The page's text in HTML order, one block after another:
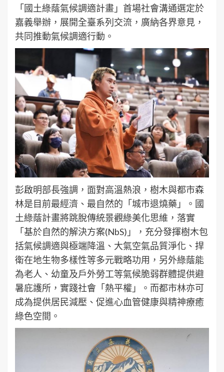
「國土綠蔭氣候調適計畫」首場社會溝通選定於
嘉義舉辦，展開全臺系列交流，廣納各界意見，
共同推動氣候調適行動。
彭啟明部長強調，面對高溫熱浪，樹木與都市森
林是目前最經濟、最自然的「城市退燒藥」。國
土綠蔭計畫將跳脫傳統景觀綠美化思維，落實
「基於自然的解決方案(NbS)」，充分發揮樹木包
括氣候調適與極端降溫、大氣空氣品質淨化、捍
衛在地生物多樣性等多元戰略功用，另外綠蔭能
為老人、幼童及戶外勞工等氣候脆弱群體提供避
暑庇護所，實踐社會「熱平權」。而都市林亦可
成為提供居民減壓、促進心血管健康與精神療癒
綠色空間。